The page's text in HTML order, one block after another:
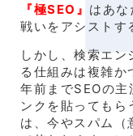
『極SEO』 はあ
戦いをアシストす
しかし、検索エ
る仕組みは複雑か
年前までSEOの主
ンクを貼ってもら
は、今やスパム（